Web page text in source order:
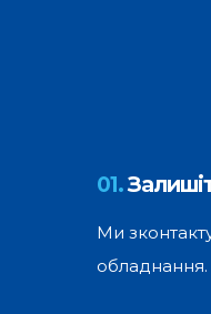
01.
Ми
обладнання.